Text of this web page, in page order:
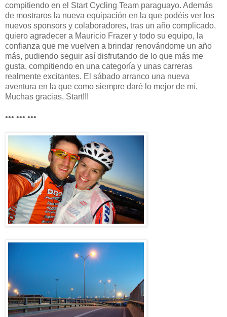
compitiendo en el Start Cycling Team paraguayo. Además
de mostraros la nueva equipación en la que podéis ver los
nuevos sponsors y colaboradores, tras un año complicado,
quiero agradecer a Mauricio Frazer y todo su equipo, la
confianza que me vuelven a brindar renovándome un año
más, pudiendo seguir así disfrutando de lo que más me
gusta, compitiendo en una categoría y unas carreras
realmente excitantes. El sábado arranco una nueva
aventura en la que como siempre daré lo mejor de mí.
Muchas gracias, Start!!!
••• ••• •••